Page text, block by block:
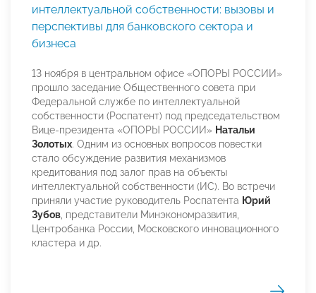
интеллектуальной собственности: вызовы и
перспективы для банковского сектора и
бизнеса
13 ноября в центральном офисе «ОПОРЫ РОССИИ»
прошло заседание Общественного совета при
Федеральной службе по интеллектуальной
собственности (Роспатент) под председательством
Вице-президента «ОПОРЫ РОССИИ» Натальи
Золотых. Одним из основных вопросов повестки
стало обсуждение развития механизмов
кредитования под залог прав на объекты
интеллектуальной собственности (ИС). Во встречи
приняли участие руководитель Роспатента Юрий
Зубов , представители Минэкономразвития,
Центробанка России, Московского инновационного
кластера и др.